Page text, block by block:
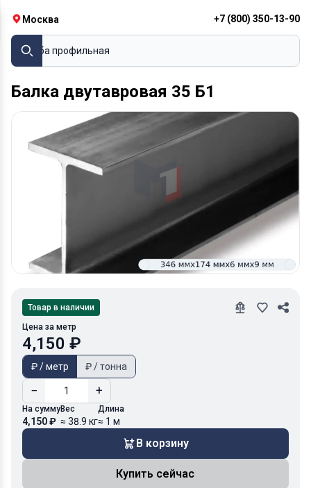
Москва +7 (800) 350-13-90
Труба профильная
Балка двутавровая 35 Б1
Товар в наличии
Цена за метр
4,150 ₽
₽ / метр ₽ / тонна
− +
На сумму
4,150 ₽
Вес
≈ 38.9 кг
Длина
≈ 1 м
В корзину
Купить сейчас